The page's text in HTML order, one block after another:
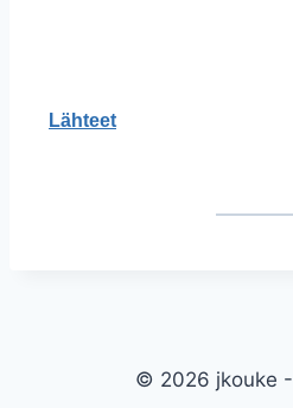
Lähteet
© 2026 jkouke -